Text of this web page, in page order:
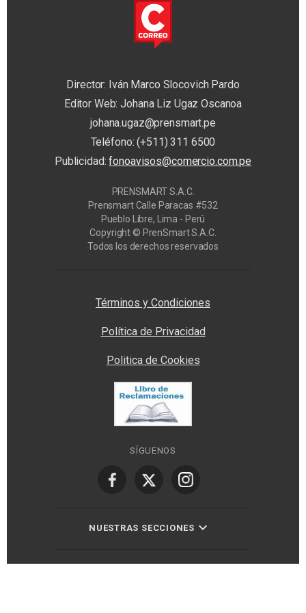
Director: Iván Marco Slocovich Pardo
Editor Web: Johana Liz Ugaz Oscanoa
johana.ugaz@prensmart.pe
Teléfono: (+511) 311 6500
Publicidad:fonoavisos@comercio.com.pe
PRENSMART S.A.C.
Prensmart Calle Paracas #532
Pueblo Libre, Lima - Perú
Copyright © PrenSmart S.A.C.
Todos los derechos reservados
Términos y Condiciones
Política de Privacidad
Politica de Cookies
SÍGUENOS
NUESTRAS SECCIONES